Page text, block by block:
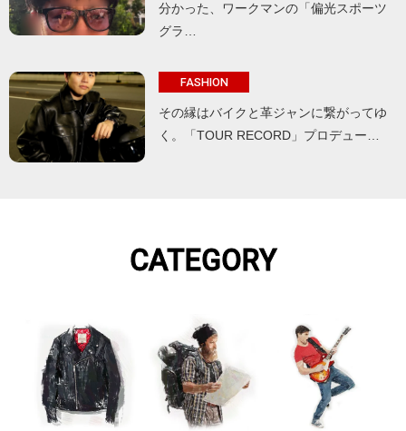
分かった、ワークマンの「偏光スポーツ
グラ…
FASHION
その縁はバイクと革ジャンに繋がってゆ
く。「TOUR RECORD」プロデュー…
CATEGORY